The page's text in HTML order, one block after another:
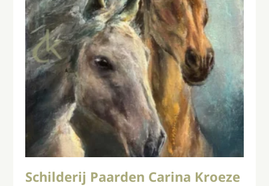
Schilderij Paarden Carina Kroeze